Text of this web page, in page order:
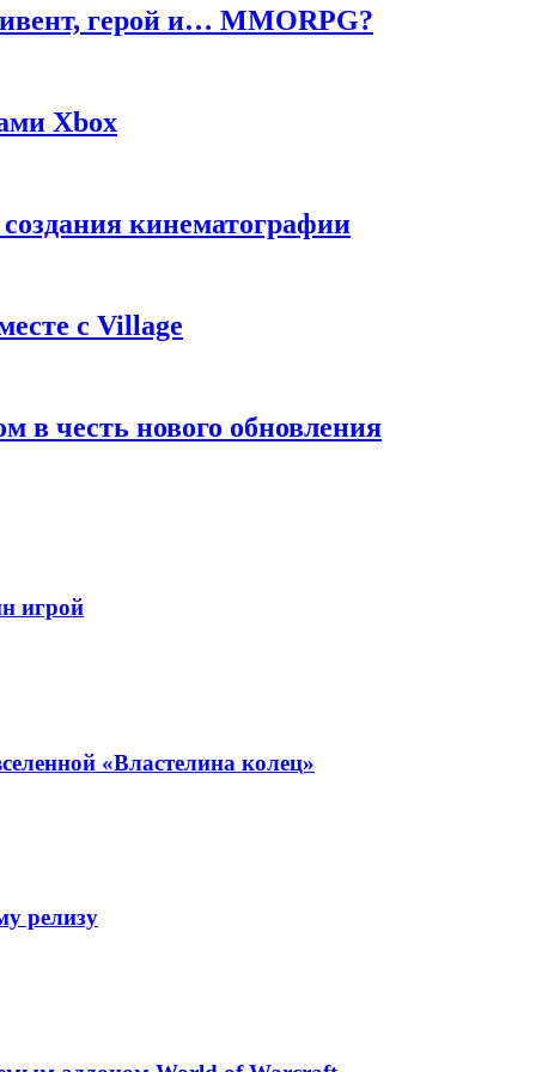
герой и… MMORPG?
Xbox
кинематографии
с Village
в честь нового обновления
игрой
«Властелина колец»
релизу